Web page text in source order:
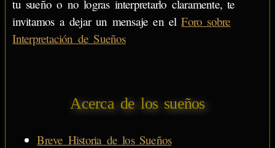
tu sueño o no logras interpretarlo claramente, te
invitamos a dejar un mensaje en elForo sobre
Interpretación de Sueños
Acerca de los sueños
Breve Historia de los Sueños